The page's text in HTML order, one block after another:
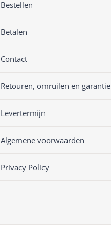
Bestellen
Betalen
Contact
Retouren, omruilen en garantie
Levertermijn
Algemene voorwaarden
Privacy Policy